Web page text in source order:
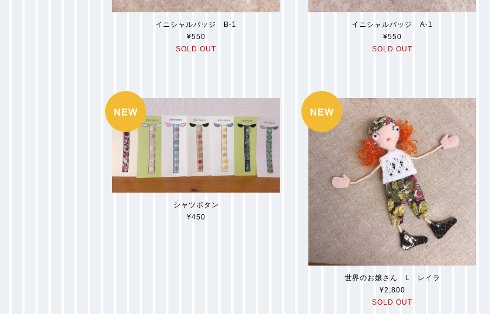
イニシャルバッジ B-1
¥550
SOLD OUT
イニシャルバッジ A-1
¥550
SOLD OUT
シャツボタン
¥450
世界のお嬢さん L レイラ
¥2,800
SOLD OUT